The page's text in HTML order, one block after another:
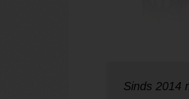
Sinds 2014